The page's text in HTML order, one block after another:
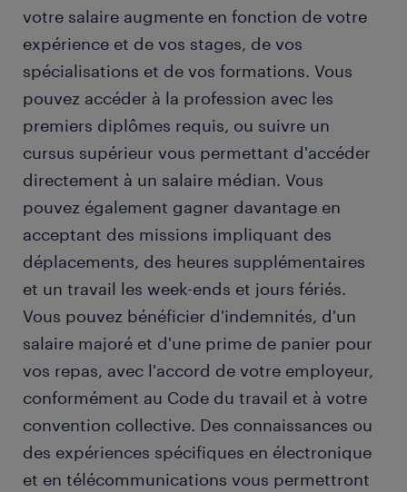
votre salaire augmente en fonction de votre
expérience et de vos stages, de vos
spécialisations et de vos formations. Vous
pouvez accéder à la profession avec les
premiers diplômes requis, ou suivre un
cursus supérieur vous permettant d'accéder
directement à un salaire médian. Vous
pouvez également gagner davantage en
acceptant des missions impliquant des
déplacements, des heures supplémentaires
et un travail les week-ends et jours fériés.
Vous pouvez bénéficier d'indemnités, d'un
salaire majoré et d'une prime de panier pour
vos repas, avec l'accord de votre employeur,
conformément au Code du travail et à votre
convention collective. Des connaissances ou
des expériences spécifiques en électronique
et en télécommunications vous permettront